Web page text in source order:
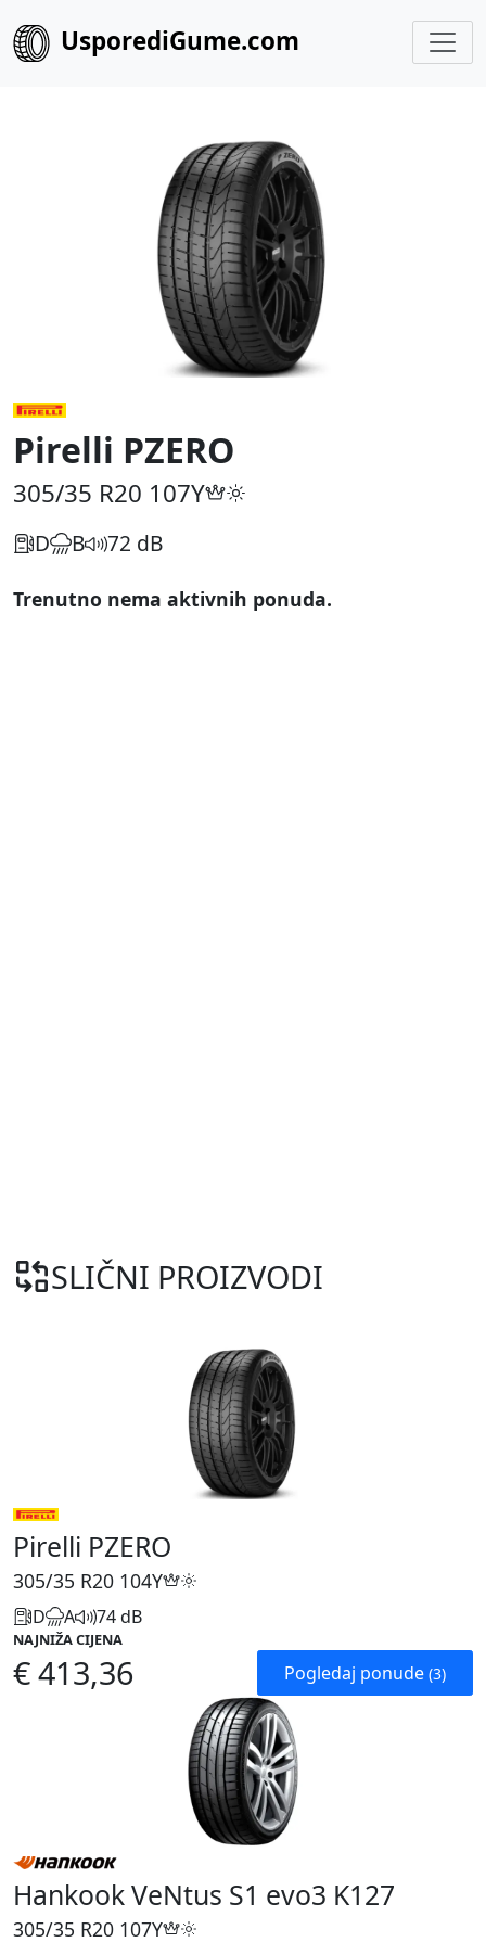
UsporediGume.com
Pirelli PZERO
305/35 R20 107Y
D B 72 dB
Trenutno nema aktivnih ponuda.
SLIČNI PROIZVODI
Pirelli PZERO
305/35 R20 104Y
D A 74 dB
NAJNIŽA CIJENA
€ 413,36 Pogledaj ponude (3)
Hankook VeNtus S1 evo3 K127
305/35 R20 107Y